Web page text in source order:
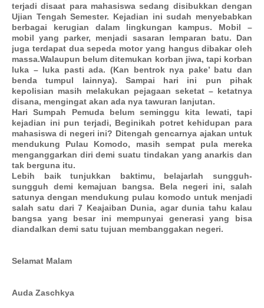
terjadi disaat para mahasiswa sedang disibukkan dengan
Ujian Tengah Semester. Kejadian ini sudah menyebabkan
berbagai kerugian dalam lingkungan kampus. Mobil –
mobil yang parker, menjadi sasaran lemparan batu. Dan
juga terdapat dua sepeda motor yang hangus dibakar oleh
massa.Walaupun belum ditemukan korban jiwa, tapi korban
luka – luka pasti ada. (Kan bentrok nya pake’ batu dan
benda tumpul lainnya). Sampai hari ini pun pihak
kepolisian masih melakukan pejagaan seketat – ketatnya
disana, mengingat akan ada nya tawuran lanjutan.
Hari Sumpah Pemuda belum seminggu kita lewati, tapi
kejadian ini pun terjadi, Beginikah potret kehidupan para
mahasiswa di negeri ini? Ditengah gencarnya ajakan untuk
mendukung Pulau Komodo, masih sempat pula mereka
menganggarkan diri demi suatu tindakan yang anarkis dan
tak berguna itu.
Lebih baik tunjukkan baktimu, belajarlah sungguh-
sungguh demi kemajuan bangsa. Bela negeri ini, salah
satunya dengan mendukung pulau komodo untuk menjadi
salah satu dari 7 Keajaiban Dunia, agar dunia tahu kalau
bangsa yang besar ini mempunyai generasi yang bisa
diandalkan demi satu tujuan membanggakan negeri.
Selamat Malam
Auda Zaschkya